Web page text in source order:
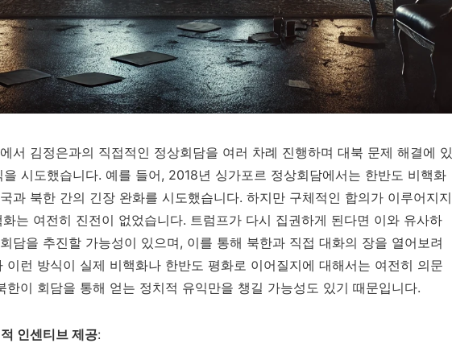
서 김정은과의 직접적인 정상회담을 여러 차례 진행하며 대북 문제 해결에 있
시도했습니다. 예를 들어, 2018년 싱가포르 정상회담에서는 한반도 비핵화
과 북한 간의 긴장 완화를 시도했습니다. 하지만 구체적인 합의가 이루어지지
는 여전히 진전이 없었습니다. 트럼프가 다시 집권하게 된다면 이와 유사하
담을 추진할 가능성이 있으며, 이를 통해 북한과 직접 대화의 장을 열어보려
이런 방식이 실제 비핵화나 한반도 평화로 이어질지에 대해서는 여전히 의문
한이 회담을 통해 얻는 정치적 유익만을 챙길 가능성도 있기 때문입니다.
인센티브 제공: